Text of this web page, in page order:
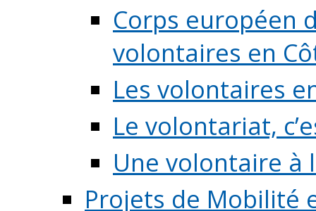
Corps européen
volontaires en
Les volontaires
Le volontariat,
Une volontaire à
Projets de Mobilité